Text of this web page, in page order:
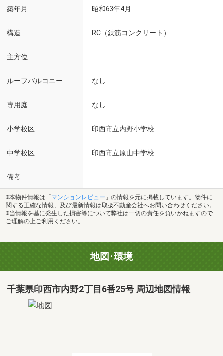
築年月 昭和63年4月
構造 RC（鉄筋コンクリート）
主方位
ルーフバルコニー なし
専用庭 なし
小学校区 印西市立内野小学校
中学校区 印西市立原山中学校
備考
※本物件情報は「 マンションレビュー 」の情報を元に掲載しています。物件に
関する正確な情報、及び最新情報は取扱不動産会社へお問い合わせください。
※当情報を基に発生した損害等について弊社は一切の責任を負いかねますので
ご理解の上ご利用ください。
地図･環境
千葉県印西市内野2丁目6番25号 周辺地図情報